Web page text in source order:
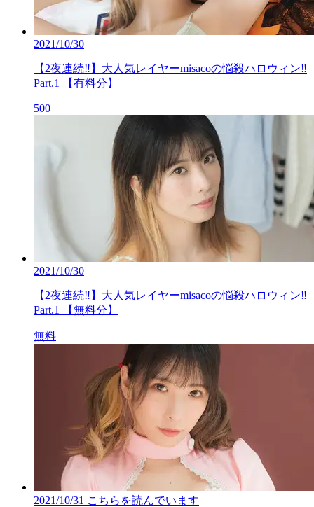
2021/10/30
【2夜連続‼】大人気レイヤーmisacoの悩殺ハロウィン‼
Part.1 【有料分】
500
2021/10/30
【2夜連続‼】大人気レイヤーmisacoの悩殺ハロウィン‼
Part.1 【無料分】
無料
2021/10/31 こちらを読んでいます